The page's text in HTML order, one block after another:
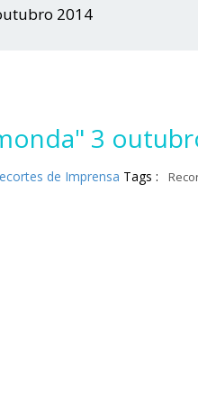
2014
3
de Imprensa Tags :